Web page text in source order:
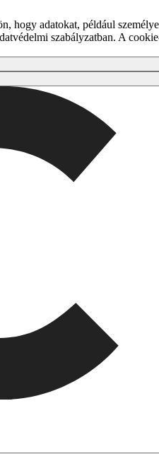
hogy adatokat, például
szabályzatban. A